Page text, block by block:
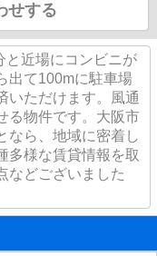
せする
と近場にコンビニが
出て100mに駐車場
いただけます。風通
る物件です。大阪市
なら、地域に密着し
多様な賃貸情報を取
などございました